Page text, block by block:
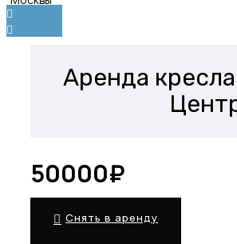
Аренда
50000₽
Снять в аренду